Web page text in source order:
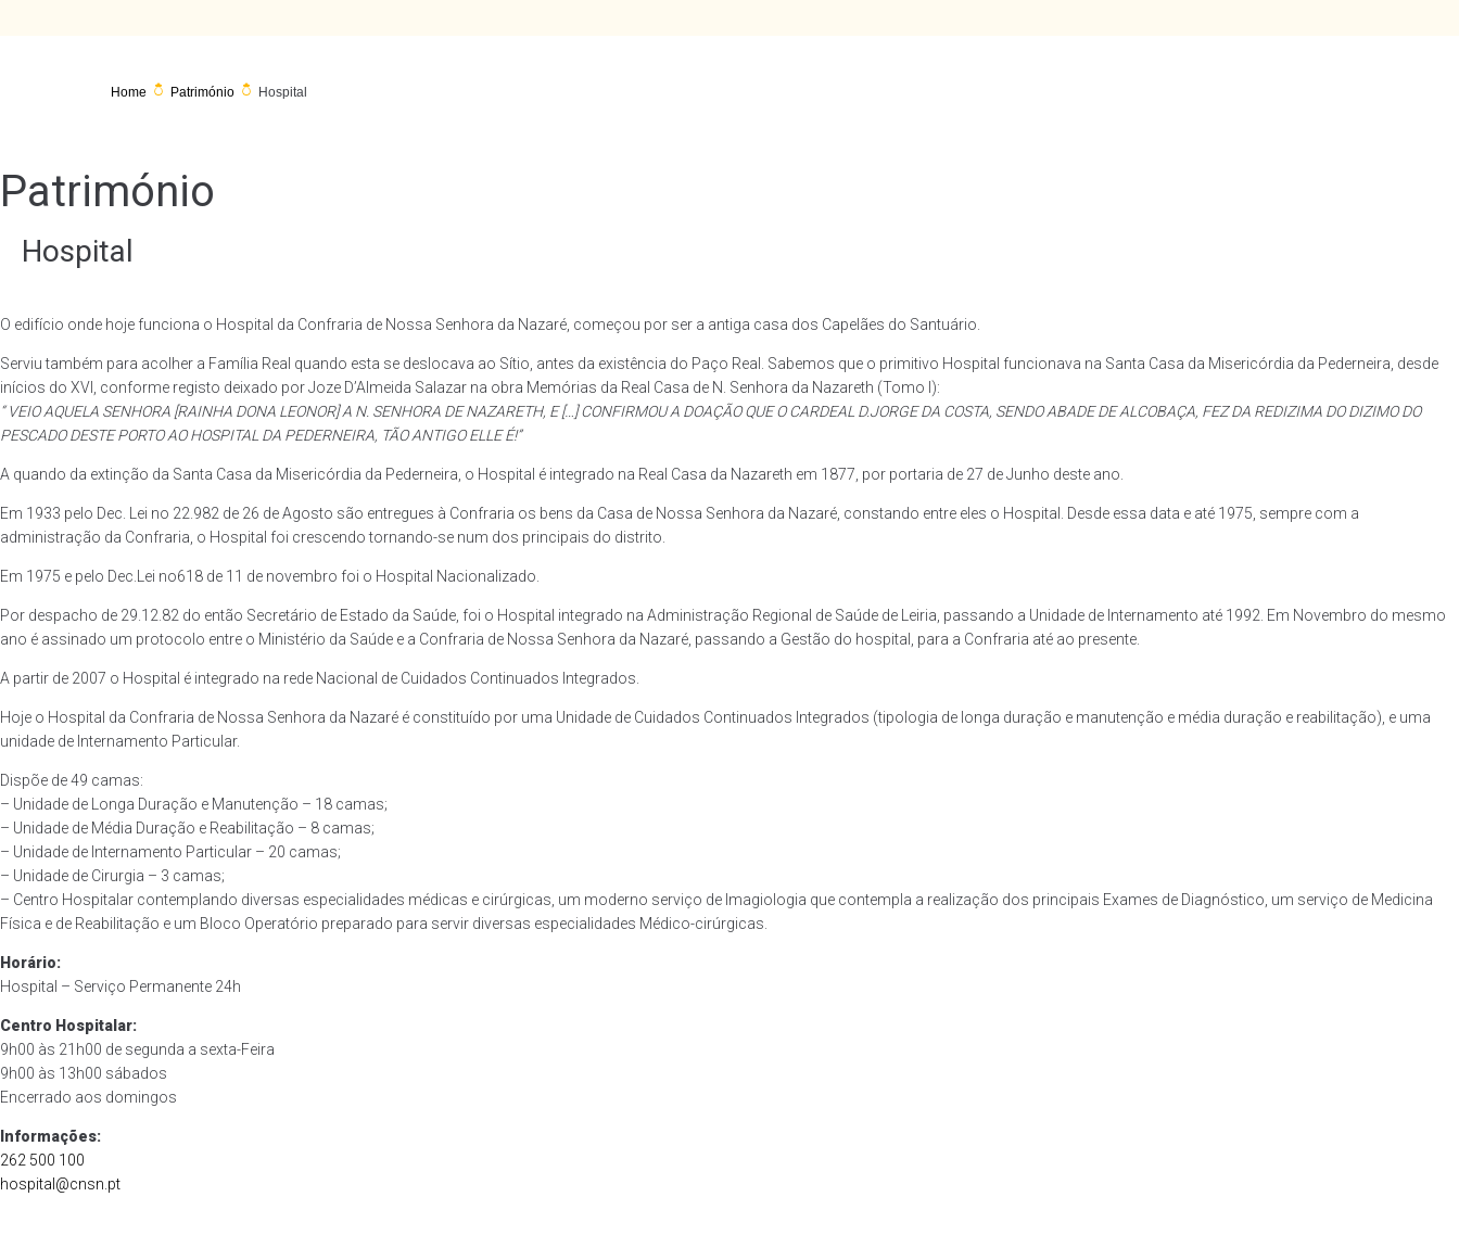
Home Património Hospital
Património
Hospital
O edifício onde hoje funciona o Hospital da Confraria de Nossa Senhora da Nazaré, começou por ser a antiga casa dos Capelães do Santuário.
Serviu também para acolher a Família Real quando esta se deslocava ao Sítio, antes da existência do Paço Real. Sabemos que o primitivo Hospital funcionava na Santa Casa da Misericórdia da Pederneira, desde
inícios do XVI, conforme registo deixado por Joze D’Almeida Salazar na obra Memórias da Real Casa de N. Senhora da Nazareth (Tomo I):
“ VEIO AQUELA SENHORA [RAINHA DONA LEONOR] A N. SENHORA DE NAZARETH, E […] CONFIRMOU A DOAÇÃO QUE O CARDEAL D.JORGE DA COSTA, SENDO ABADE DE ALCOBAÇA, FEZ DA REDIZIMA DO DIZIMO DO
PESCADO DESTE PORTO AO HOSPITAL DA PEDERNEIRA, TÃO ANTIGO ELLE É!”
A quando da extinção da Santa Casa da Misericórdia da Pederneira, o Hospital é integrado na Real Casa da Nazareth em 1877, por portaria de 27 de Junho deste ano.
Em 1933 pelo Dec. Lei no 22.982 de 26 de Agosto são entregues à Confraria os bens da Casa de Nossa Senhora da Nazaré, constando entre eles o Hospital. Desde essa data e até 1975, sempre com a
administração da Confraria, o Hospital foi crescendo tornando-se num dos principais do distrito.
Em 1975 e pelo Dec.Lei no618 de 11 de novembro foi o Hospital Nacionalizado.
Por despacho de 29.12.82 do então Secretário de Estado da Saúde, foi o Hospital integrado na Administração Regional de Saúde de Leiria, passando a Unidade de Internamento até 1992. Em Novembro do mesmo
ano é assinado um protocolo entre o Ministério da Saúde e a Confraria de Nossa Senhora da Nazaré, passando a Gestão do hospital, para a Confraria até ao presente.
A partir de 2007 o Hospital é integrado na rede Nacional de Cuidados Continuados Integrados.
Hoje o Hospital da Confraria de Nossa Senhora da Nazaré é constituído por uma Unidade de Cuidados Continuados Integrados (tipologia de longa duração e manutenção e média duração e reabilitação), e uma
unidade de Internamento Particular.
Dispõe de 49 camas:
– Unidade de Longa Duração e Manutenção – 18 camas;
– Unidade de Média Duração e Reabilitação – 8 camas;
– Unidade de Internamento Particular – 20 camas;
– Unidade de Cirurgia – 3 camas;
– Centro Hospitalar contemplando diversas especialidades médicas e cirúrgicas, um moderno serviço de Imagiologia que contempla a realização dos principais Exames de Diagnóstico, um serviço de Medicina
Física e de Reabilitação e um Bloco Operatório preparado para servir diversas especialidades Médico-cirúrgicas.
Horário:
Hospital – Serviço Permanente 24h
Centro Hospitalar:
9h00 às 21h00 de segunda a sexta-Feira
9h00 às 13h00 sábados
Encerrado aos domingos
Informações:
262 500 100
hospital@cnsn.pt